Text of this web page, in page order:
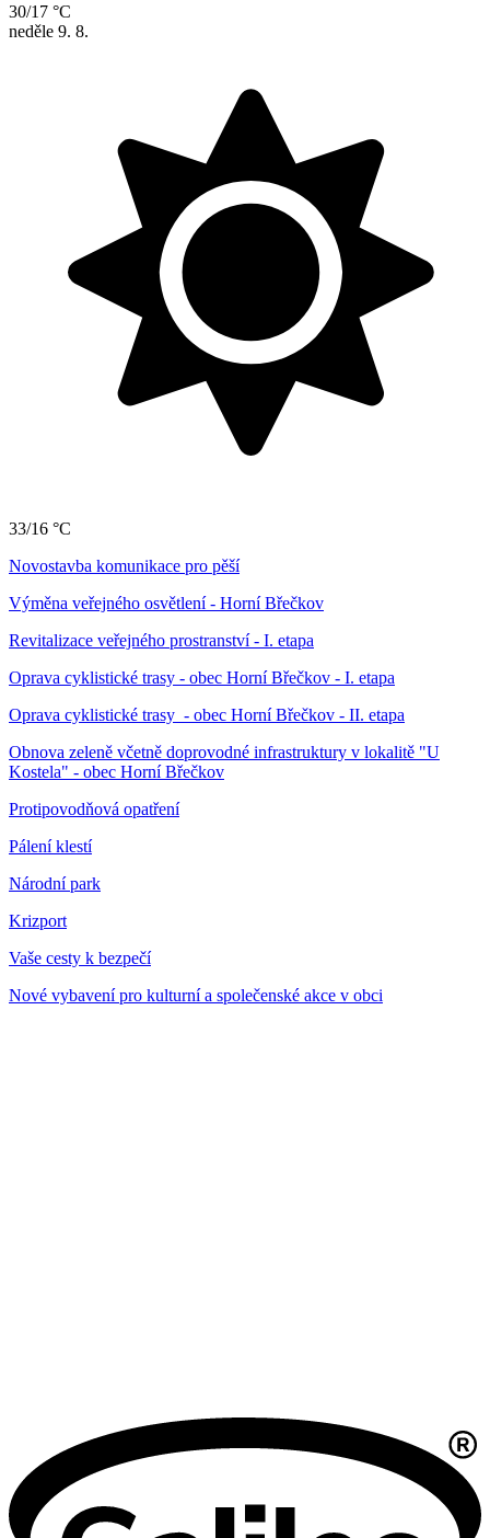
30/17 °C
neděle 9. 8.
33/16 °C
Novostavba komunikace pro pěší
Výměna veřejného osvětlení - Horní Břečkov
Revitalizace veřejného prostranství - I. etapa
Oprava cyklistické trasy - obec Horní Břečkov - I. etapa
Oprava cyklistické trasy - obec Horní Břečkov - II. etapa
Obnova zeleně včetně doprovodné infrastruktury v lokalitě "U
Kostela" - obec Horní Břečkov
Protipovodňová opatření
Pálení klestí
Národní park
Krizport
Vaše cesty k bezpečí
Nové vybavení pro kulturní a společenské akce v obci